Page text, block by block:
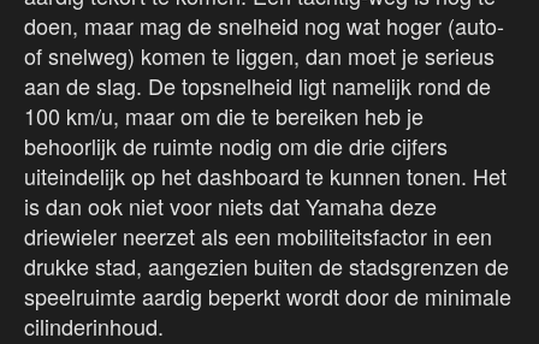
doen, maar mag de snelheid nog wat hoger (auto-
of snelweg) komen te liggen, dan moet je serieus
aan de slag. De topsnelheid ligt namelijk rond de
100 km/u, maar om die te bereiken heb je
behoorlijk de ruimte nodig om die drie cijfers
uiteindelijk op het dashboard te kunnen tonen. Het
is dan ook niet voor niets dat Yamaha deze
driewieler neerzet als een mobiliteitsfactor in een
drukke stad, aangezien buiten de stadsgrenzen de
speelruimte aardig beperkt wordt door de minimale
cilinderinhoud.